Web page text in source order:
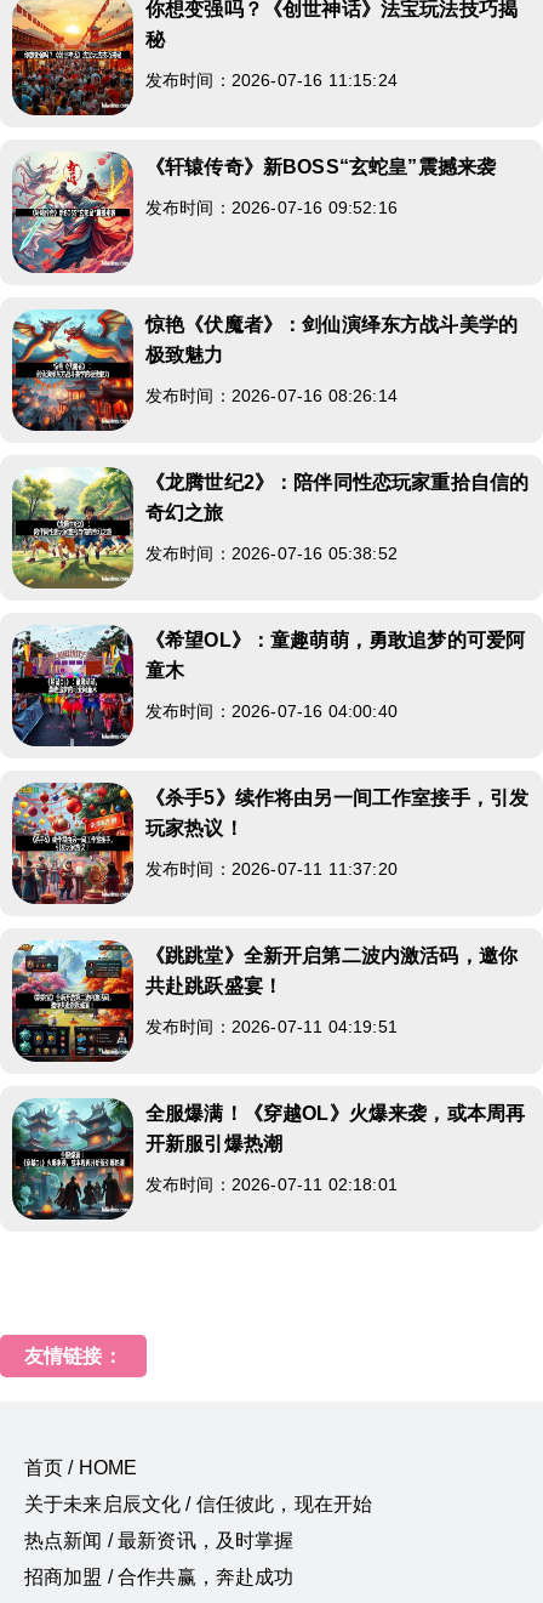
你想变强吗？《创世神话》法宝玩法技巧揭
秘
发布时间：2026-07-16 11:15:24
《轩辕传奇》新BOSS“玄蛇皇”震撼来袭
发布时间：2026-07-16 09:52:16
惊艳《伏魔者》：剑仙演绎东方战斗美学的
极致魅力
发布时间：2026-07-16 08:26:14
《龙腾世纪2》：陪伴同性恋玩家重拾自信的
奇幻之旅
发布时间：2026-07-16 05:38:52
《希望OL》：童趣萌萌，勇敢追梦的可爱阿
童木
发布时间：2026-07-16 04:00:40
《杀手5》续作将由另一间工作室接手，引发
玩家热议！
发布时间：2026-07-11 11:37:20
《跳跳堂》全新开启第二波内激活码，邀你
共赴跳跃盛宴！
发布时间：2026-07-11 04:19:51
全服爆满！《穿越OL》火爆来袭，或本周再
开新服引爆热潮
发布时间：2026-07-11 02:18:01
友情链接：
首页 / HOME
关于未来启辰文化 / 信任彼此，现在开始
热点新闻 / 最新资讯，及时掌握
招商加盟 / 合作共赢，奔赴成功